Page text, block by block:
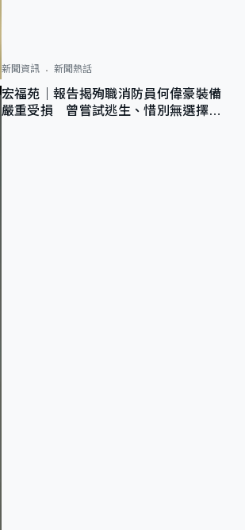
新聞資訊 新聞熱話
宏福苑｜報告揭殉職消防員何偉豪裝備
嚴重受損 曾嘗試逃生、惜別無選擇下